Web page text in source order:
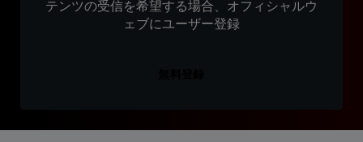
テンツの受信を希望する場合、オフィシャルウ
ェブにユーザー登録